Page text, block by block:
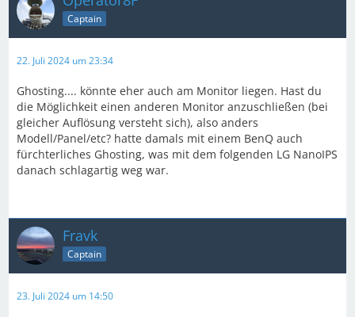
Captain
22. Juli 2024 um 23:34
Ghosting.... könnte eher auch am Monitor liegen. Hast du
die Möglichkeit einen anderen Monitor anzuschließen (bei
gleicher Auflösung versteht sich), also anders
Modell/Panel/etc? hatte damals mit einem BenQ auch
fürchterliches Ghosting, was mit dem folgenden LG NanoIPS
danach schlagartig weg war.
Fravk
Captain
23. Juli 2024 um 14:50